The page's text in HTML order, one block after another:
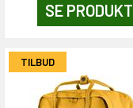
SE PRODUKT
TILBUD